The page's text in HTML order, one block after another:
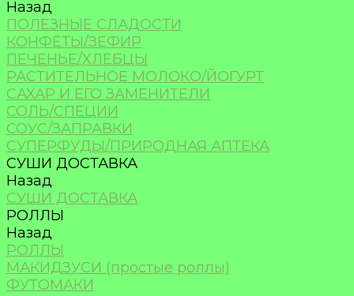
Назад
ПОЛЕЗНЫЕ СЛАДОСТИ
КОНФЕТЫ/ЗЕФИР
ПЕЧЕНЬЕ/ХЛЕБЦЫ
РАСТИТЕЛЬНОЕ МОЛОКО/ЙОГУРТ
САХАР И ЕГО ЗАМЕНИТЕЛИ
СОЛЬ/СПЕЦИИ
СОУС/ЗАПРАВКИ
СУПЕРФУДЫ/ПРИРОДНАЯ АПТЕКА
СУШИ ДОСТАВКА
Назад
СУШИ ДОСТАВКА
РОЛЛЫ
Назад
РОЛЛЫ
МАКИДЗУСИ (простые роллы)
ФУТОМАКИ